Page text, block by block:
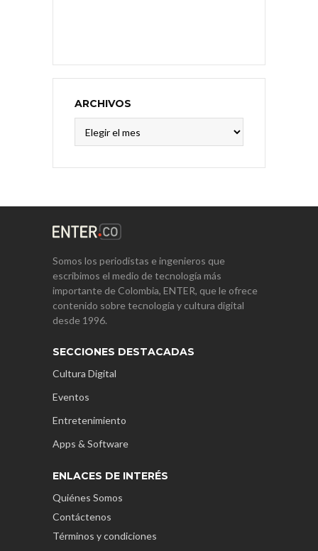
ARCHIVOS
Somos los periodistas e ingenieros que
escribimos el medio de tecnología más
importante de Colombia, ENTER, que le ofrece
contenido sobre tecnología y cultura digital
desde 1996.
SECCIONES DESTACADAS
Cultura Digital
Eventos
Entretenimiento
Apps & Software
ENLACES DE INTERÉS
Quiénes Somos
Contáctenos
Términos y condiciones